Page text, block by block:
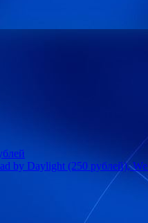
by Daylight (250 рублей),